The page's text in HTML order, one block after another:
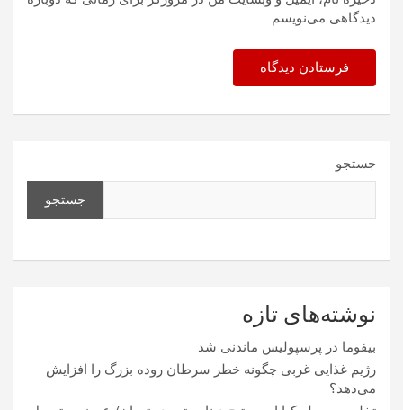
دیدگاهی می‌نویسم.
جستجو
جستجو
نوشته‌های تازه
بیفوما در پرسپولیس ماندنی شد
رژیم غذایی غربی چگونه خطر سرطان روده بزرگ را افزایش
می‌دهد؟